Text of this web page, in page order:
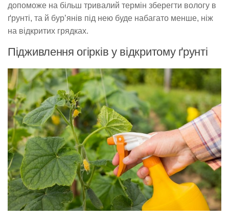
допоможе на більш тривалий термін зберегти вологу в
ґрунті, та й бур’янів під нею буде набагато менше, ніж
на відкритих грядках.
Підживлення огірків у відкритому ґрунті